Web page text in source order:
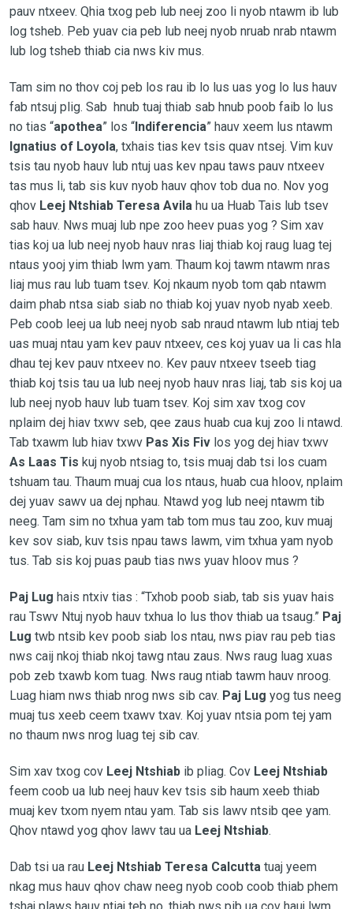
pauv ntxeev. Qhia txog peb lub neej zoo li nyob ntawm ib lub
log tsheb. Peb yuav cia peb lub neej nyob nruab nrab ntawm
lub log tsheb thiab cia nws kiv mus.
Tam sim no thov coj peb los rau ib lo lus uas yog lo lus hauv
fab ntsuj plig. Sab hnub tuaj thiab sab hnub poob faib lo lus
no tias “apothea” los “Indiferencia” hauv xeem lus ntawm
Ignatius of Loyola, txhais tias kev tsis quav ntsej. Vim kuv
tsis tau nyob hauv lub ntuj uas kev npau taws pauv ntxeev
tas mus li, tab sis kuv nyob hauv qhov tob dua no. Nov yog
qhov Leej Ntshiab Teresa Avilahu ua Huab Tais lub tsev
sab hauv. Nws muaj lub npe zoo heev puas yog ? Sim xav
tias koj ua lub neej nyob hauv nras liaj thiab koj raug luag tej
ntaus yooj yim thiab lwm yam. Thaum koj tawm ntawm nras
liaj mus rau lub tuam tsev. Koj nkaum nyob tom qab ntawm
daim phab ntsa siab siab no thiab koj yuav nyob nyab xeeb.
Peb coob leej ua lub neej nyob sab nraud ntawm lub ntiaj teb
uas muaj ntau yam kev pauv ntxeev, ces koj yuav ua li cas hla
dhau tej kev pauv ntxeev no. Kev pauv ntxeev tseeb tiag
thiab koj tsis tau ua lub neej nyob hauv nras liaj, tab sis koj ua
lub neej nyob hauv lub tuam tsev. Koj sim xav txog cov
nplaim dej hiav txwv seb, qee zaus huab cua kuj zoo li ntawd.
Tab txawm lub hiav txwv Pas Xis Fivlos yog dej hiav txwv
As Laas Tis kuj nyob ntsiag to, tsis muaj dab tsi los cuam
tshuam tau. Thaum muaj cua los ntaus, huab cua hloov, nplaim
dej yuav sawv ua dej nphau. Ntawd yog lub neej ntawm tib
neeg. Tam sim no txhua yam tab tom mus tau zoo, kuv muaj
kev sov siab, kuv tsis npau taws lawm, vim txhua yam nyob
tus. Tab sis koj puas paub tias nws yuav hloov mus ?
Paj Lug hais ntxiv tias : “Txhob poob siab, tab sis yuav hais
rau Tswv Ntuj nyob hauv txhua lo lus thov thiab ua tsaug.” Paj
Lug twb ntsib kev poob siab los ntau, nws piav rau peb tias
nws caij nkoj thiab nkoj tawg ntau zaus. Nws raug luag xuas
pob zeb txawb kom tuag. Nws raug ntiab tawm hauv nroog.
Luag hiam nws thiab nrog nws sib cav. Paj Lug yog tus neeg
muaj tus xeeb ceem txawv txav. Koj yuav ntsia pom tej yam
no thaum nws nrog luag tej sib cav.
Sim xav txog cov Leej Ntshiabib pliag. Cov Leej Ntshiab
feem coob ua lub neej hauv kev tsis sib haum xeeb thiab
muaj kev txom nyem ntau yam. Tab sis lawv ntsib qee yam.
Qhov ntawd yog qhov lawv tau ua Leej Ntshiab.
Dab tsi ua rau Leej Ntshiab Teresa Calcuttatuaj yeem
nkag mus hauv qhov chaw neeg nyob coob coob thiab phem